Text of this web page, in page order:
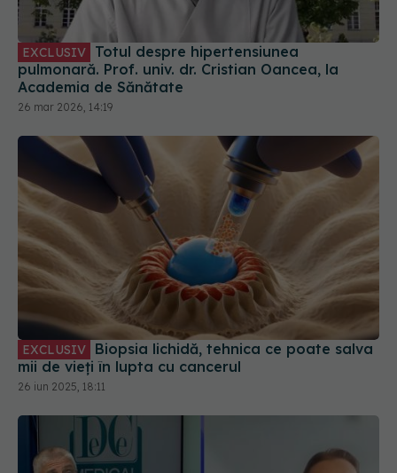
EXCLUSIV
pulmonară. Prof. univ. dr. Cristian Oancea, la
Academia de Sănătate
26 mar 2026, 14:19
EXCLUSIV
mii de vieți în lupta cu cancerul
26 iun 2025, 18:11